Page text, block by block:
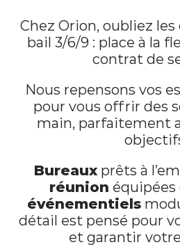
Chez Orion, oubliez
bail 3/6/9 : place à la
contrat de
Nous repensons vos
pour vous offrir des
main, parfaitement
Bureauxprêts à
réunion équipées
événementiels
détail est pensé pour
et garantir